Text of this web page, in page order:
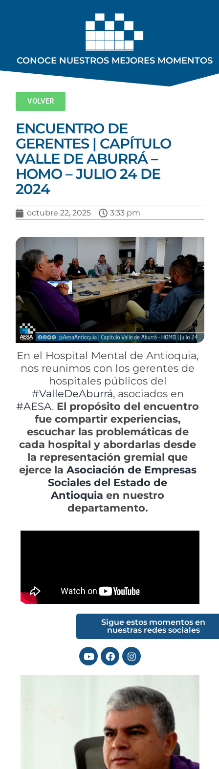
CONOCE NUESTROS MEJORES MOMENTOS
VOLVER
ENCUENTRO DE
GERENTES | CAPÍTULO
VALLE DE ABURRÁ –
HOMO – JULIO 24 DE
2024
octubre 22, 2025 3:33 pm
En el Hospital Mental de Antioquia,
nos reunimos con los gerentes de
hospitales públicos del
#ValleDeAburrá, asociados en
#AESA. El propósito del encuentro
fue compartir experiencias,
escuchar las problemáticas de
cada hospital y abordarlas desde
la representación gremial que
ejerce la Asociación de Empresas
Sociales del Estado de
Antioquia en nuestro
departamento.
Sigue estos momentos en
nuestras redes sociales